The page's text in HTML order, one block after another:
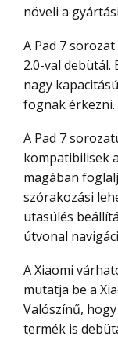
növeli a
A Pad 7 sorozat az Android 15-re épülő HyperOS
2.0-val
nagy
fognak érkezni.
A Pad 7 sorozatú tabletek valószínűleg
kompatibilisek
magában
szórakozási
utasülés
útvonal
A Xiaomi várhatóan október negyedik hetében
mutatja be a
Valószínű,
termék is